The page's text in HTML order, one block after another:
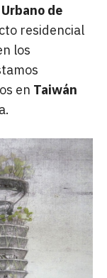
de
residencial
los
en Taiwán